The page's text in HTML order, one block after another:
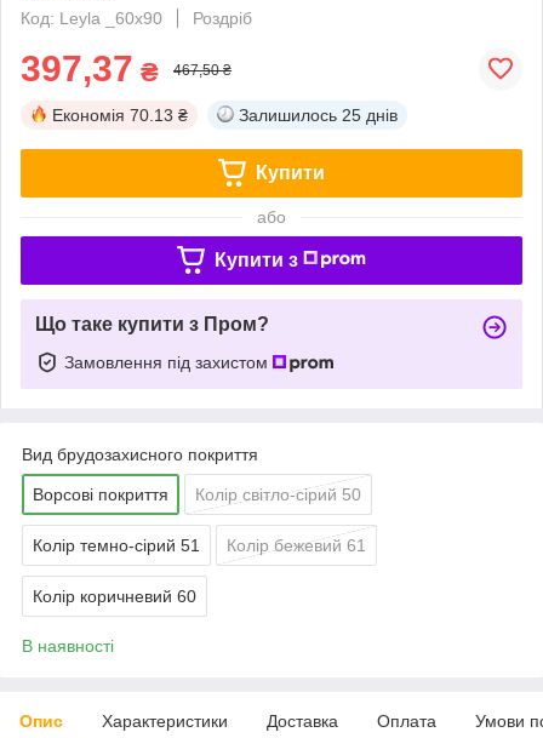
Код: Leyla _60х90
Роздріб
397,37 ₴ 467,50 ₴
Економія 70.13 ₴ Залишилось 25 днів
Купити
або
Купити з
Що таке купити з Пром?
Замовлення під захистом
Вид брудозахисного покриття
Ворсові покриття Колір світло-сірий 50
Колір темно-сірий 51 Колір бежевий 61
Колір коричневий 60
В наявності
Опис Характеристики Доставка Оплата Умови